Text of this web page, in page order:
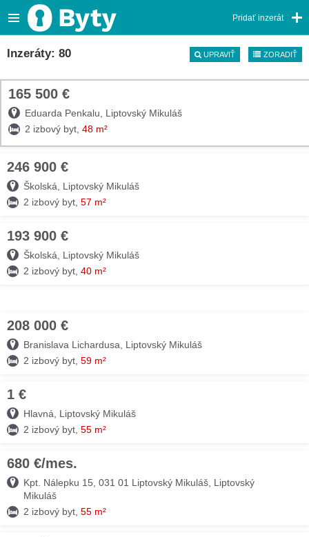
Pridať inzerát
Inzeráty: 80 UPRAVIŤ ZORADIŤ
TOP
165 500 €
Eduarda Penkalu, Liptovský Mikuláš
2 izbový byt, 48 m²
246 900 €
Školská, Liptovský Mikuláš
2 izbový byt, 57 m²
193 900 €
Školská, Liptovský Mikuláš
2 izbový byt, 40 m²
208 000 €
Branislava Lichardusa, Liptovský Mikuláš
2 izbový byt, 59 m²
1 €
Hlavná, Liptovský Mikuláš
2 izbový byt, 55 m²
680 €/mes.
Kpt. Nálepku 15, 031 01 Liptovský Mikuláš, Liptovský
Mikuláš
2 izbový byt, 55 m²